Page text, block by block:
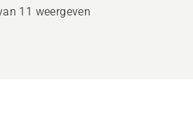
11 weergeven